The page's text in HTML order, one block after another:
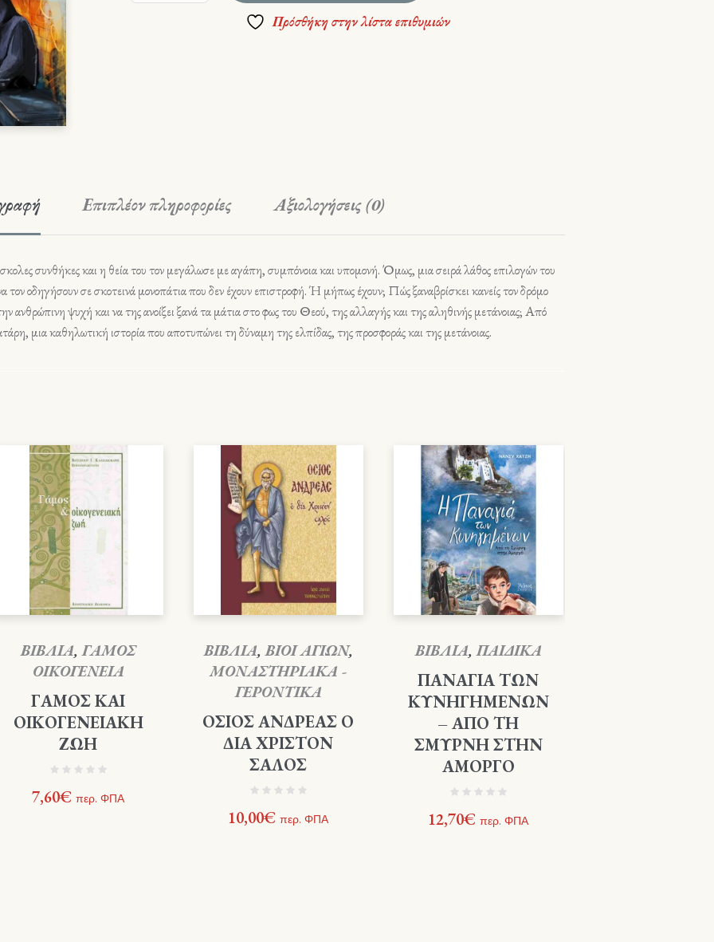
Πρόσθήκη στην λίστα επιθυμιών
Επιπλέον πληροφορίες Αξιολογήσεις (0)
συνθήκες και η θεία του τον μεγάλωσε με αγάπη, συμπόνοια και υπομονή. Όμως, μια σειρά λάθος επιλογών του
οδηγήσουν σε σκοτεινά μονοπάτια που δεν έχουν επιστροφή. Ή μήπως έχουν; Πώς ξαναβρίσκει κανείς τον δρόμο
ανθρώπινη ψυχή και να της ανοίξει ξανά τα μάτια στο φως του Θεού, της αλλαγής και της αληθινής μετάνοιας; Από
μια καθηλωτική ιστορία που αποτυπώνει τη δύναμη της ελπίδας, της προσφοράς και της μετάνοιας.
ΒΙΒΛΙΑ,ΓΑΜΟΣ
ΟΙΚΟΓΕΝΕΙΑ
ΓΑΜΟΣ ΚΑΙ
ΟΙΚΟΓΕΝΕΙΑΚΗ
ΖΩΗ
7,60€ περ. ΦΠΑ
ΒΙΒΛΙΑ,ΒΙΟΙ ΑΓΙΩΝ,
ΜΟΝΑΣΤΗΡΙΑΚΑ -
ΓΕΡΟΝΤΙΚΑ
ΟΣΙΟΣ ΑΝΔΡΕΑΣ Ο
ΔΙΑ ΧΡΙΣΤΟΝ
ΣΑΛΟΣ
10,00€ περ. ΦΠΑ
ΒΙΒΛΙΑ,ΠΑΙΔΙΚΑ
ΠΑΝΑΓΙΑ ΤΩΝ
ΚΥΝΗΓΗΜΕΝΩΝ
– ΑΠΟ ΤΗ
ΣΜΥΡΝΗ ΣΤΗΝ
ΑΜΟΡΓΟ
12,70€ περ. ΦΠΑ